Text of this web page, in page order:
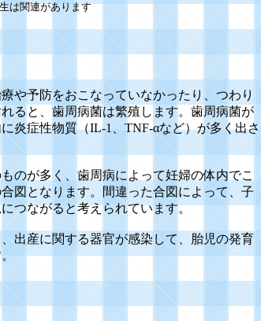
は関連があります
や予防をおこなっていなかったり、つわり
ると、歯周病菌は繁殖します。 歯周病菌が
炎症性物質（IL-1、TNF-αなど）が多く出さ
のが多く、歯周病によって妊婦の体内でこ
図となります。間違った合図によって、子
つながると考えられています。
出産に関する器官が感染して、胎児の発育